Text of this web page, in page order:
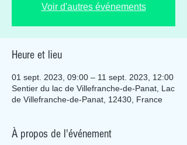
Voir d'autres événements
Heure et lieu
01 sept. 2023, 09:00 – 11 sept. 2023, 12:00
Sentier du lac de Villefranche-de-Panat, Lac
de Villefranche-de-Panat, 12430, France
À propos de l'événement